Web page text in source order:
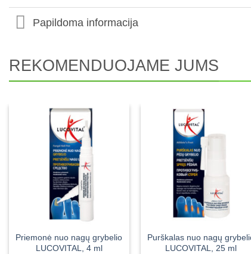
Papildoma informacija
REKOMENDUOJAME JUMS
Priemonė nuo nagų grybelio
LUCOVITAL, 4 ml
Purškalas nuo nagų
LUCOVITAL, 25 ml